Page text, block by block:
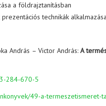
a földrajztanításban
technikák
András – Victor András:A
284-670-5
49-a-termeszetismeret-